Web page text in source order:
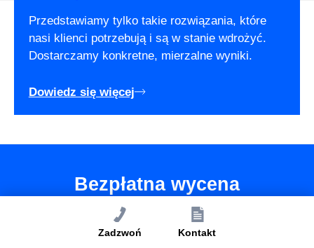
Przedstawiamy tylko takie rozwiązania, które
nasi klienci potrzebują i są w stanie wdrożyć.
Dostarczamy konkretne, mierzalne wyniki.
Dowiedz się więcej
Bezpłatna wycena
Mamy dla Ciebie dedykowaną ofertę.
Zadzwoń Kontakt